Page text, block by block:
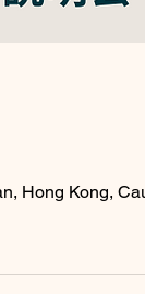
Hong Kong,